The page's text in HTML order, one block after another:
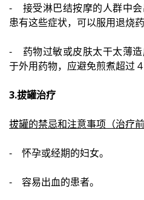
- 接受淋巴结按摩的人群中会
患有这些症状，可以服用退烧
- 药物过敏或皮肤太干太薄造
于外用药物，应避免煎煮超过
3.拔罐治疗
拔罐的禁忌和注意事项（治疗前
- 怀孕或经期的妇女。
- 容易出血的患者。